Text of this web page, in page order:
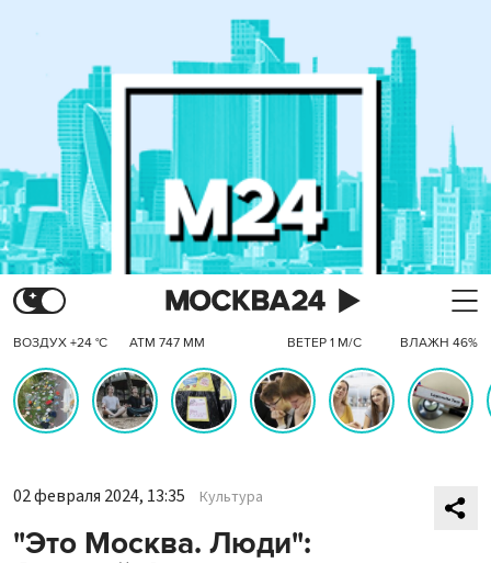
ВОЗДУХ +24 °C АТМ 747 ММ ВЕТЕР 1 М/С ВЛАЖН 46%
02 февраля 2024, 13:35 Культура
"Это Москва. Люди":